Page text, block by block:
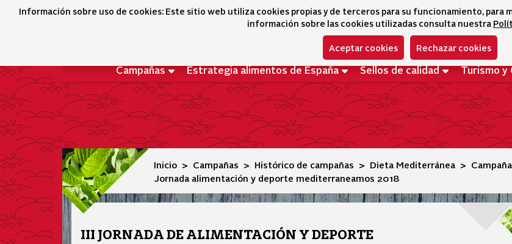
Información sobre uso de cookies: Este sitio web utiliza cookies propias y de terceros para su funcionamiento, para
información sobre las cookies utilizadas consulta nuestra
Aceptar cookies Rechazar cookies
Campañas Estrategia alimentos de España Sellos de calidad Turismo y
Jornada alimentación y deporte mediterraneamos 2018
Inicio Campañas Histórico de campañas Dieta Mediterránea
Jornada alimentación y deporte mediterraneamos 2018
III JORNADA DE ALIMENTACIÓN Y DEPORTE